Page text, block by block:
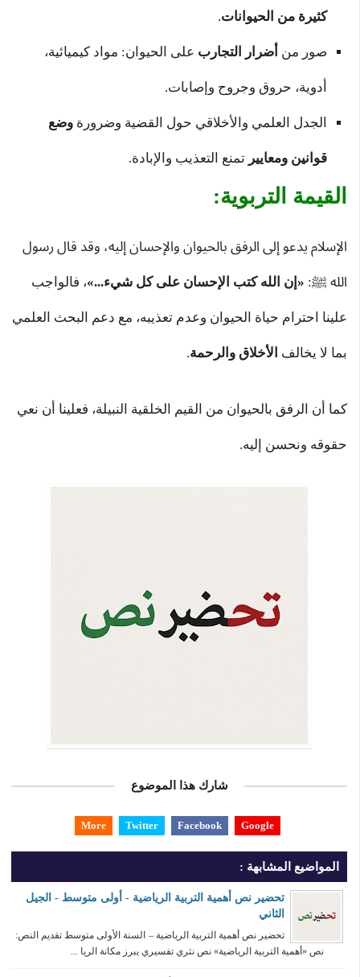
كثيرة من الحيوانات.
صور من أضرار التجارب على الحيوان: مواد كيميائية،
أدوية، حروق وجروح وإصابات.
الجدل العلمي والأخلاقي حول القضية وضرورةوضع
قوانين ومعايير تمنع التعذيب والإبادة.
القيمة التربوية:
الإسلام يدعو إلى الرفق بالحيوان والإحسان إليه، وقد قال رسول
الله ﷺ: «إن الله كتب الإحسان على كل شيء...»، فالواجب
علينا احترام حياة الحيوان وعدم تعذيبه، مع دعم البحث العلمي
بما لا يخالف الأخلاق والرحمة.
كما أن الرفق بالحيوان من القيم الخلقية النبيلة، فعلينا أن نعي
حقوقه ونحسن إليه.
شارك هذا الموضوع
Google
Facebook
Twitter
More
المواضيع المشابهة :
تحضير نص أهمية التربية الرياضية - أولى متوسط - الجيل
الثاني
تحضير نص أهمية التربية الرياضية – السنة الأولى متوسط تقديم النص:
نص «أهمية التربية الرياضية» نص نثري تفسيري يبرز مكانة الريا ...